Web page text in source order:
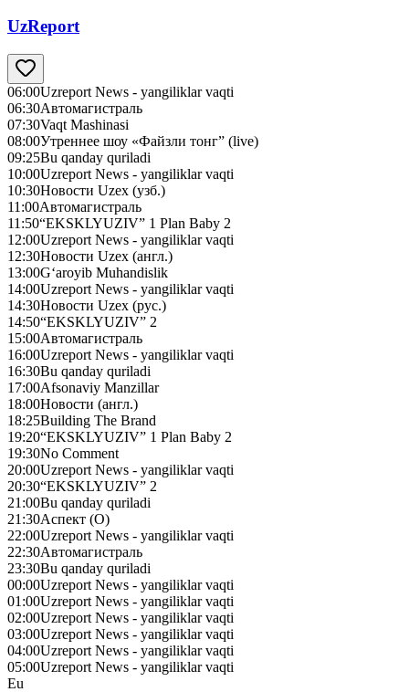
UzReport
06:00Uzreport News - yangiliklar vaqti
06:30Автомагистраль
07:30Vaqt Mashinasi
08:00Утреннее шоу «Файзли тонг” (live)
09:25Bu qanday quriladi
10:00Uzreport News - yangiliklar vaqti
10:30Новости Uzex (узб.)
11:00Автомагистраль
11:50“EKSKLYUZIV” 1 Plan Baby 2
12:00Uzreport News - yangiliklar vaqti
12:30Новости Uzex (англ.)
13:00G‘aroyib Muhandislik
14:00Uzreport News - yangiliklar vaqti
14:30Новости Uzex (рус.)
14:50“EKSKLYUZIV” 2
15:00Автомагистраль
16:00Uzreport News - yangiliklar vaqti
16:30Bu qanday quriladi
17:00Afsonaviy Manzillar
18:00Новости (англ.)
18:25Building The Brand
19:20“EKSKLYUZIV” 1 Plan Baby 2
19:30No Сomment
20:00Uzreport News - yangiliklar vaqti
20:30“EKSKLYUZIV” 2
21:00Bu qanday quriladi
21:30Аспект (О)
22:00Uzreport News - yangiliklar vaqti
22:30Автомагистраль
23:30Bu qanday quriladi
00:00Uzreport News - yangiliklar vaqti
01:00Uzreport News - yangiliklar vaqti
02:00Uzreport News - yangiliklar vaqti
03:00Uzreport News - yangiliklar vaqti
04:00Uzreport News - yangiliklar vaqti
05:00Uzreport News - yangiliklar vaqti
Eu